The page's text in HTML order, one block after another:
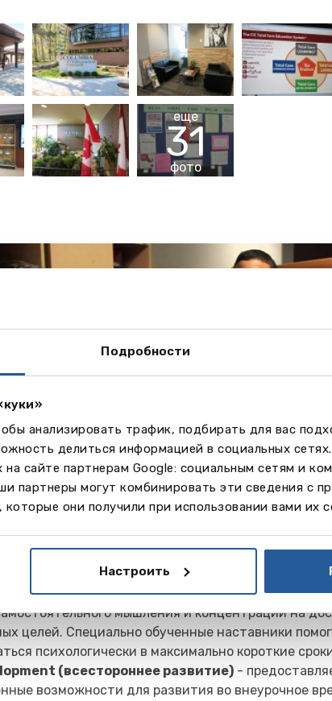
Подробности
анализировать трафик, подбирать для вас
делиться информацией в социальных
сайте партнерам Google: социальным сетям и
партнеры могут комбинировать эти сведения с
они получили при использовании вами их
Настроить
еще
31
фото
(всестороннее проживание)
– обеспечивает
в современных, комфортных общежитиях, в
которая помогает им адаптироваться к новому
мышления и концентрации на
целей. Специально обученные наставники
психологически в максимально короткие
(всестороннее развитие) -
возможности для развития во внеурочное